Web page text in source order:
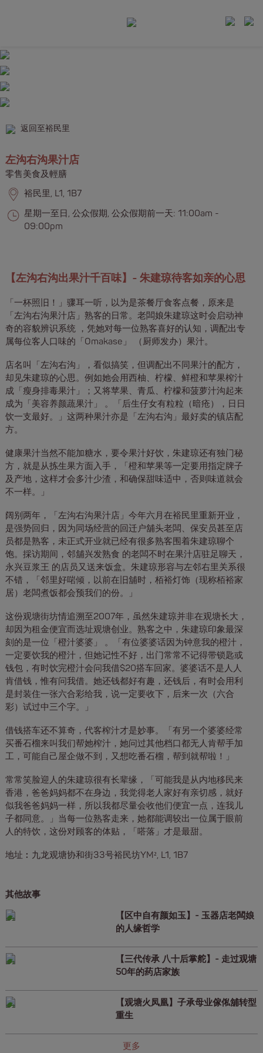
返回至裕民里
左沟右沟果汁店
零售美食及輕膳
裕民里, L1, 1B7
星期一至日, 公众假期, 公众假期前一天: 11:00am -
09:00pm
【左沟右沟出果汁千百味】- 朱建琼待客如亲的心思
「一杯照旧！」骤耳一听，以为是茶餐厅食客点餐，原来是
「左沟右沟果汁店」熟客的日常。老闆娘朱建琼这时会启动神
奇的容貌辨识系统 ，凭她对每一位熟客喜好的认知，调配出专
属每位客人口味的「Omakase」 （厨师发办）果汁。
店名叫「左沟右沟」，看似搞笑，但调配出不同果汁的配方，
却见朱建琼的心思。例如她会用西柚、柠檬、鲜橙和苹果榨汁
成「瘦身排毒果汁」；又将苹果、青瓜、柠檬和菠萝汁沟起来
成为「美容养颜蔬果汁」 。「后生仔女有粒粒（暗疮），日日
饮一支最好。」这两种果汁亦是「左沟右沟」最好卖的镇店配
方。
健康果汁当然不能加糖水，要令果汁好饮，朱建琼还有独门秘
方，就是从拣生果方面入手，「橙和苹果等一定要用指定牌子
及产地，这样才会多汁少渣，和确保甜味适中，否则味道就会
不一样。」
阔别两年，「左沟右沟果汁店」今年六月在裕民里重新开业，
是强势回归，因为同场经营的回迁户舖头老闆、保安员甚至店
员都是熟客，未正式开业就已经有很多熟客围着朱建琼聊个
饱。採访期间，邻舖兴发熟食 的老闆不时在果汁店驻足聊天，
永兴豆浆王 的店员又送来饭盒。朱建琼形容与左邻右里关系很
不错，「邻里好啱倾，以前在旧舖时，栢裕灯饰（现称栢裕家
居）老闆煮饭都会预我们的份。」
这份观塘街坊情追溯至2007年，虽然朱建琼并非在观塘长大，
却因为租金便宜而选址观塘创业。熟客之中，朱建琼印象最深
刻的是一位「橙汁婆婆」 。「有位婆婆话因为钟意我的橙汁，
一定要饮我的橙汁，但她记性不好，出门常常不记得带锁匙或
钱包，有时饮完橙汁会问我借$20搭车回家。婆婆话不是人人
肯借钱，惟有问我借。她还钱都好有趣，还钱后，有时会用利
是封装住一张六合彩给我，说一定要收下，后来一次（六合
彩）试过中三个字。」
借钱搭车还不算奇，代客榨汁才是妙事。「有另一个婆婆经常
买番石榴来叫我们帮她榨汁，她问过其他档口都无人肯帮手加
工，可能自己屋企做不到，又想吃番石榴，帮到就帮啦！」
常常笑脸迎人的朱建琼很有长辈缘，「可能我是从内地移民来
香港，爸爸妈妈都不在身边，我觉得老人家好有亲切感，就好
似我爸爸妈妈一样，所以我都尽量会收他们便宜一点，连我儿
子都同意。」当每一位熟客走来，她都能调较出一位属于眼前
人的特饮，这份对顾客的体贴，「嗒落」才是最甜。
地址︰九龙观塘协和街33号裕民坊YM², L1, 1B7
其他故事
【区中自有颜如玉】- 玉器店老闆娘
的人缘哲学
【三代传承 八十后掌舵】- 走过观塘
50年的药店家族
【观塘火凤凰】子承母业傢俬舖转型
重生
更多